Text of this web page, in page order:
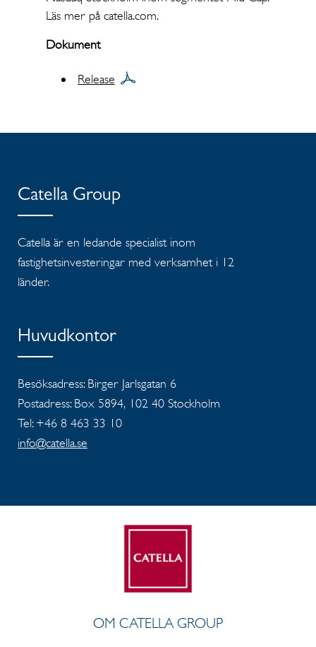
Läs mer på catella.com.
Dokument
Release
Catella Group
Catella är en ledande specialist inom
fastighetsinvesteringar med verksamhet i 12
länder.
Huvudkontor
Besöksadress: Birger Jarlsgatan 6
Postadress: Box 5894, 102 40 Stockholm
Tel: +46 8 463 33 10
info@catella.se
OM CATELLA GROUP